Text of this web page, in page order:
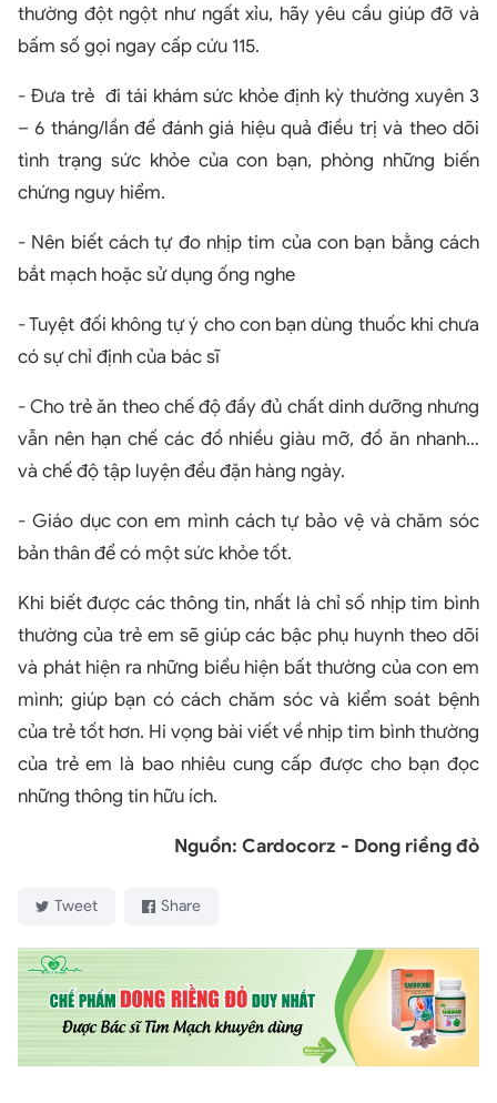
thường đột ngột như ngất xỉu, hãy yêu cầu giúp đỡ và
bấm số gọi ngay cấp cứu 115.
- Đưa trẻ đi tái khám sức khỏe định kỳ thường xuyên 3
– 6 tháng/lần để đánh giá hiệu quả điều trị và theo dõi
tình trạng sức khỏe của con bạn, phòng những biến
chứng nguy hiểm.
- Nên biết cách tự đo nhịp tim của con bạn bằng cách
bắt mạch hoặc sử dụng ống nghe
- Tuyệt đối không tự ý cho con bạn dùng thuốc khi chưa
có sự chỉ định của bác sĩ
- Cho trẻ ăn theo chế độ đầy đủ chất dinh dưỡng nhưng
vẫn nên hạn chế các đồ nhiều giàu mỡ, đồ ăn nhanh…
và chế độ tập luyện đều đặn hàng ngày.
- Giáo dục con em mình cách tự bảo vệ và chăm sóc
bản thân để có một sức khỏe tốt.
Khi biết được các thông tin, nhất là chỉ số nhịp tim bình
thường của trẻ em sẽ giúp các bậc phụ huynh theo dõi
và phát hiện ra những biểu hiện bất thường của con em
mình; giúp bạn có cách chăm sóc và kiểm soát bệnh
của trẻ tốt hơn. Hi vọng bài viết về nhịp tim bình thường
của trẻ em là bao nhiêu cung cấp được cho bạn đọc
những thông tin hữu ích.
Nguồn: Cardocorz - Dong riềng đỏ
Tweet Share